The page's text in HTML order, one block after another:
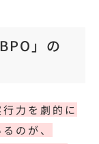
」の
力を劇的に
のが、